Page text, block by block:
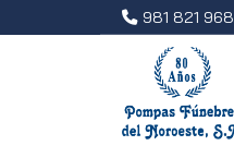
981 821 968